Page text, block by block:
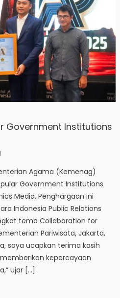
Government Institutions
Agama (Kemenag)
Government Institutions
Media. Penghargaan ini
Indonesia Public Relations
tema Collaboration for
Pariwisata, Jakarta,
saya ucapkan terima kasih
kepercayaan
ujar […]